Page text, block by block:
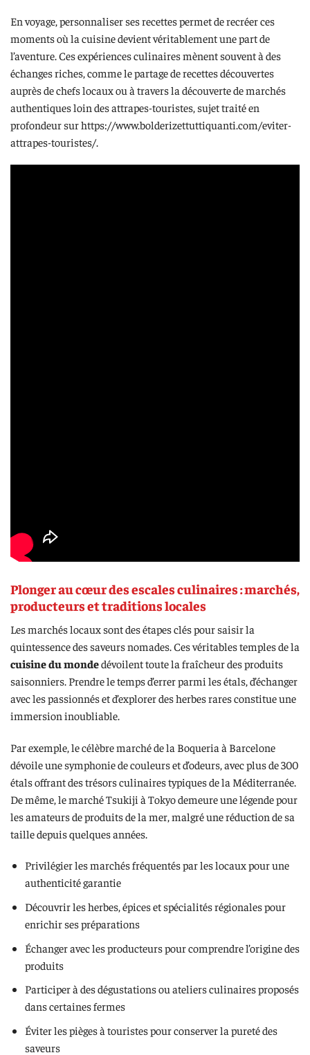
En voyage, personnaliser ses recettes permet de recréer ces
moments où la cuisine devient véritablement une part de
l’aventure. Ces expériences culinaires mènent souvent à des
échanges riches, comme le partage de recettes découvertes
auprès de chefs locaux ou à travers la découverte de marchés
authentiques loin des attrapes-touristes, sujet traité en
profondeur sur https://www.bolderizettuttiquanti.com/eviter-
attrapes-touristes/.
Plonger au cœur des escales culinaires : marchés,
producteurs et traditions locales
Les marchés locaux sont des étapes clés pour saisir la
quintessence des saveurs nomades. Ces véritables temples de la
cuisine du mondedévoilent toute la fraîcheur des produits
saisonniers. Prendre le temps d’errer parmi les étals, d’échanger
avec les passionnés et d’explorer des herbes rares constitue une
immersion inoubliable.
Par exemple, le célèbre marché de la Boqueria à Barcelone
dévoile une symphonie de couleurs et d’odeurs, avec plus de 300
étals offrant des trésors culinaires typiques de la Méditerranée.
De même, le marché Tsukiji à Tokyo demeure une légende pour
les amateurs de produits de la mer, malgré une réduction de sa
taille depuis quelques années.
Privilégier les marchés fréquentés par les locaux pour une
authenticité garantie
Découvrir les herbes, épices et spécialités régionales pour
enrichir ses préparations
Échanger avec les producteurs pour comprendre l’origine des
produits
Participer à des dégustations ou ateliers culinaires proposés
dans certaines fermes
Éviter les pièges à touristes pour conserver la pureté des
saveurs